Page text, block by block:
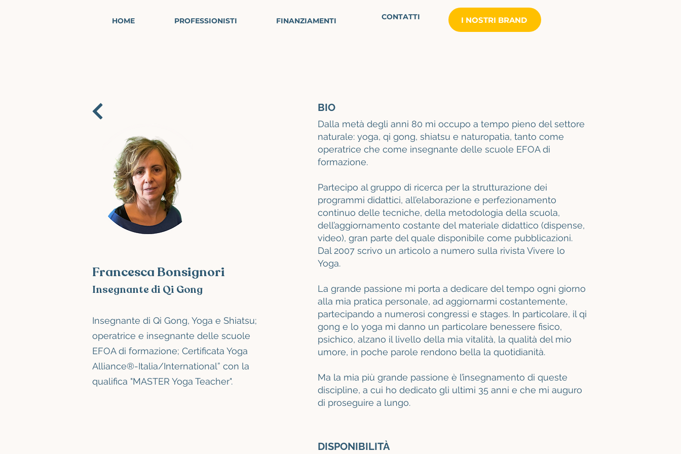
HOME PROFESSIONISTI FINANZIAMENTI CONTATTI I NOSTRI BRAND
Francesca Bonsignori
Insegnante di Qi Gong
Insegnante di Qi Gong, Yoga e Shiatsu;
operatrice e insegnante delle scuole
EFOA di formazione; Certificata Yoga
Alliance®-Italia/International” con la
qualifica "MASTER Yoga Teacher".
BIO
Dalla metà degli anni 80 mi occupo a tempo pieno del settore
naturale: yoga, qi gong, shiatsu e naturopatia, tanto come
operatrice che come insegnante delle scuole EFOA di
formazione.
Partecipo al gruppo di ricerca per la strutturazione dei
programmi didattici, all’elaborazione e perfezionamento
continuo delle tecniche, della metodologia della scuola,
dell’aggiornamento costante del materiale didattico (dispense,
video), gran parte del quale disponibile come pubblicazioni.
Dal 2007 scrivo un articolo a numero sulla rivista Vivere lo
Yoga.
La grande passione mi porta a dedicare del tempo ogni giorno
alla mia pratica personale, ad aggiornarmi costantemente,
partecipando a numerosi congressi e stages. In particolare, il qi
gong e lo yoga mi danno un particolare benessere fisico,
psichico, alzano il livello della mia vitalità, la qualità del mio
umore, in poche parole rendono bella la quotidianità.
Ma la mia più grande passione è l’insegnamento di queste
discipline, a cui ho dedicato gli ultimi 35 anni e che mi auguro
di proseguire a lungo.
DISPONIBILITÀ